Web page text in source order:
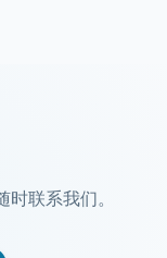
联系我们。